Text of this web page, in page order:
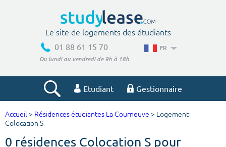
Le site de logements des étudiants
01 88 61 15 70
Du lundi au vendredi de 9h à 18h
FR
Etudiant Gestionnaire
Votre recherche
Ville, école
Accueil > Résidences étudiantes La Courneuve > Logement
Colocation S
0 résidences Colocation S pour